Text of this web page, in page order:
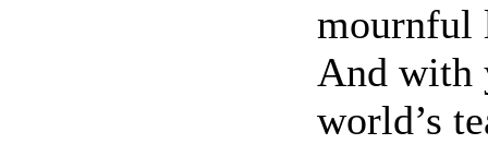
mournful
And with
world’s